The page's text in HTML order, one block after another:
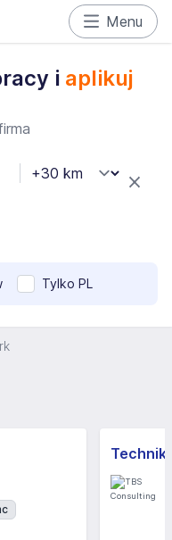
Menu
i aplikuj
Tylko PL